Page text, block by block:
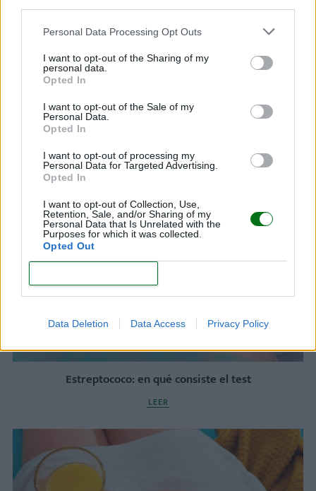
Personal Data Processing Opt Outs
I want to opt-out of the Sharing of my
personal data.
Opted In
I want to opt-out of the Sale of my
Personal Data.
Opted In
I want to opt-out of processing my
Personal Data for Targeted Advertising.
Opted In
I want to opt-out of Collection, Use,
Retention, Sale, and/or Sharing of my
Personal Data that Is Unrelated with the
Purposes for which it was collected.
Opted Out
Data Deletion Data Access Privacy Policy
Provocar el parto, ¿cuándo y cómo?
LEER
Estreptococo: en qué consiste el test
LEER